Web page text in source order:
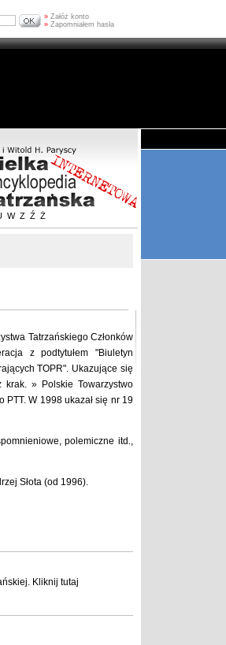
» Załóż konto
» Zapomniałem hasła
W Z Ź Ż
Tatrzańskiego Członków
z podtytułem "Biuletyn
TOPR". Ukazujące się
» Polskie Towarzystwo
PTT. W 1998 ukazał się nr 19
polemiczne itd.,
Słota (od 1996).
. Kliknij tutaj